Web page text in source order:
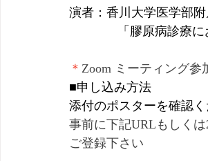
演者：香川大学医学部
「膠原病診療におけ
＊ Zoom ミーティング
■申し込み方法
添付のポスターを確認
事前に下記URLもしく
ご登録下さい